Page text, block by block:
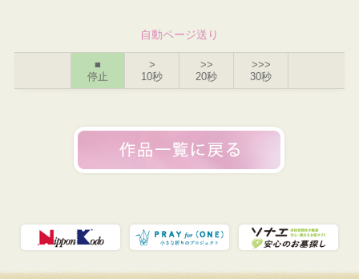
自動ページ送り
■
停止
>
10秒
>>
20秒
>>>
30秒